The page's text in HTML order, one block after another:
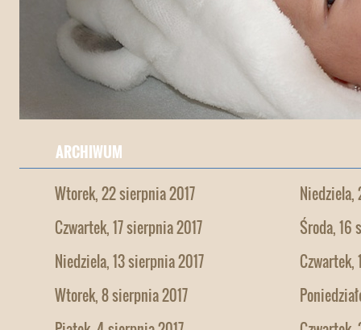
ARCHIWUM
Wtorek, 22 sierpnia 2017
Niedziela,
Czwartek, 17 sierpnia 2017
Środa, 16
Niedziela, 13 sierpnia 2017
Czwartek,
Wtorek, 8 sierpnia 2017